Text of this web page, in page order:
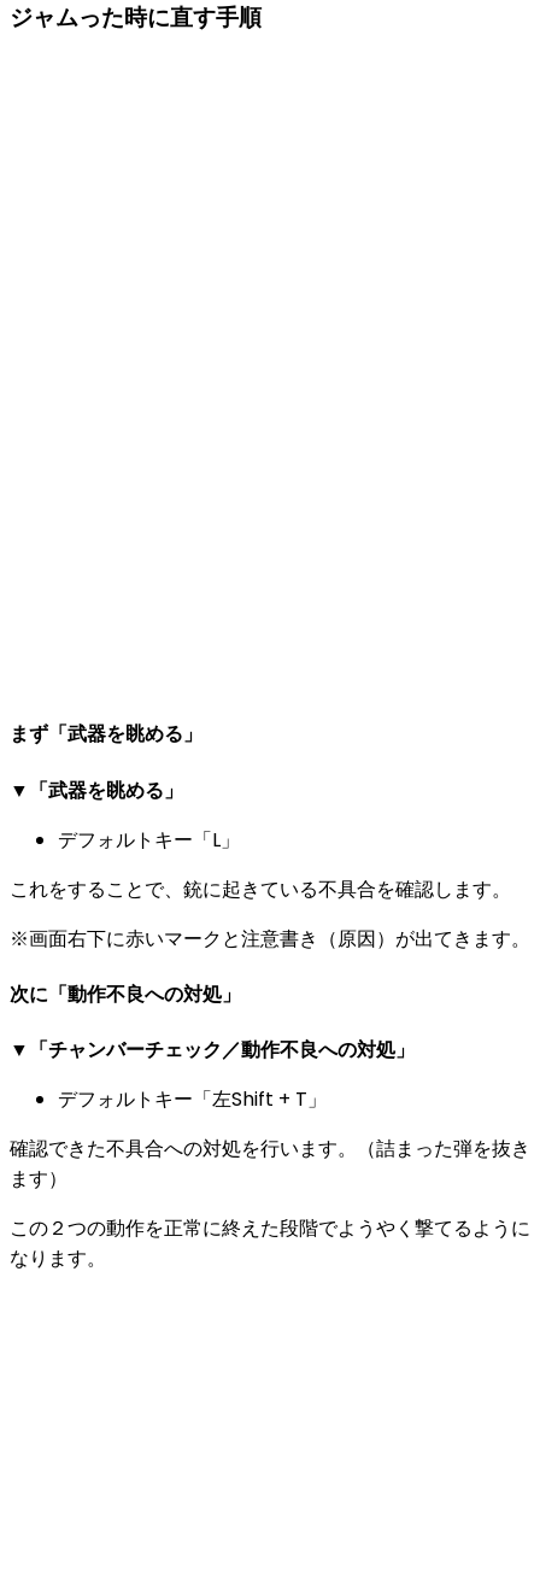
ジャムった時に直す手順
まず「武器を眺める」
▼「武器を眺める」
デフォルトキー「L」
これをすることで、銃に起きている不具合を確認します。
※画面右下に赤いマークと注意書き（原因）が出てきます。
次に「動作不良への対処」
▼「チャンバーチェック／動作不良への対処」
デフォルトキー「左Shift + T」
確認できた不具合への対処を行います。（詰まった弾を抜き
ます）
この２つの動作を正常に終えた段階でようやく撃てるように
なります。